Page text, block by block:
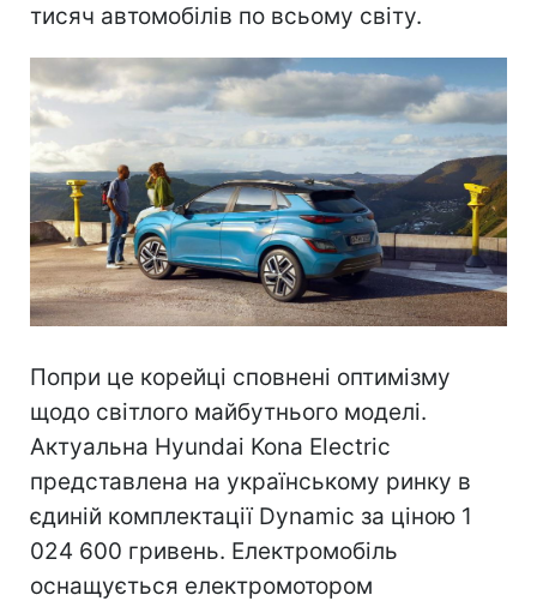
тисяч автомобілів по всьому світу.
Попри це корейці сповнені оптимізму
щодо світлого майбутнього моделі.
Актуальна Hyundai Kona Electric
представлена на українському ринку в
єдиній комплектації Dynamic за ціною 1
024 600 гривень. Електромобіль
оснащується електромотором